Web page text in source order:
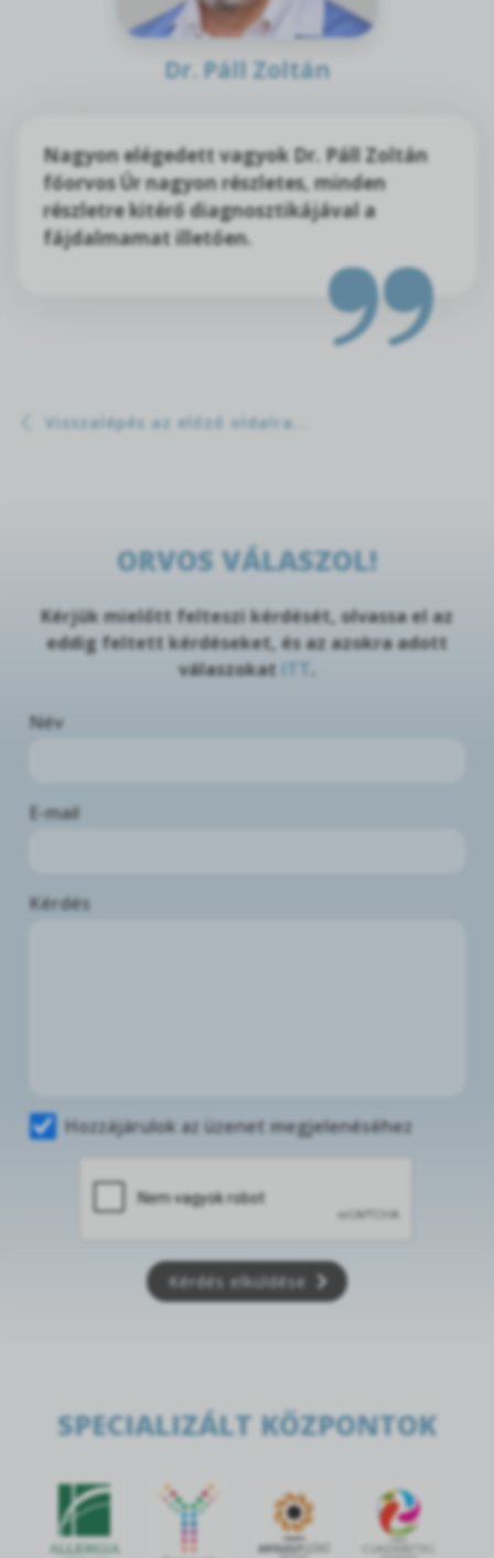
Dr. Páll Zoltán
Nagyon elégedett vagyok Dr. Páll Zoltán
főorvos Úr nagyon részletes, minden
részletre kitérő diagnosztikájával a
fájdalmamat illetően.
Visszalépés az előző oldalra...
ORVOS VÁLASZOL!
Kérjük mielőtt felteszi kérdését, olvassa el az
eddig feltett kérdéseket, és az azokra adott
válaszokat
Név
E-mail
Kérdés
Hozzájárulok az üzenet megjelenéséhez
Kérdés elküldése
SPECIALIZÁLT KÖZPONTOK